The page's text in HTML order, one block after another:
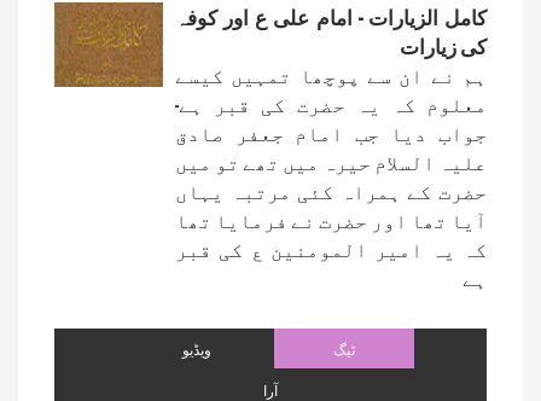
کامل الزیارات - امام علی ع اور کوفہ
کی زیارات
ہم نے ان سے پوچھا تمہیں کیسے
معلوم کہ یہ حضرت کی قبر ہے-
جواب دیا جب امام جعفر صادق
علیہ السلام حیرہ میں تھے تو میں
حضرت کے ہمراہ کئی مرتبہ یہاں
آیا تھا اور حضرت نے فرمایا تھا
کہ یہ امیر المومنین ع کی قبر
ہے
ٹیگ
ویڈیو
آرا